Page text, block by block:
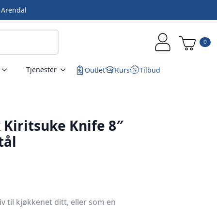
0
Tjenester Outlet Kurs Tilbud
Kiritsuke Knife 8″
til kjøkkenet ditt, eller som en